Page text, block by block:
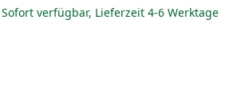
Sofort verfügbar, Lieferzeit 4-6 Werktage